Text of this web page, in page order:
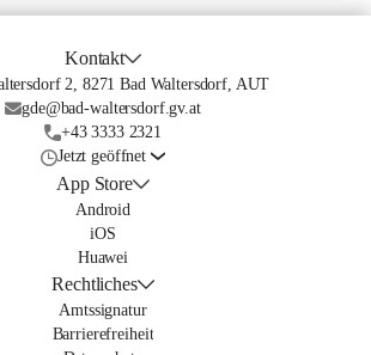
Kontakt
2, 8271 Bad Waltersdorf, AUT
gde@bad-waltersdorf.gv.at
+43 3333 2321
Jetzt geöffnet
App Store
Android
iOS
Huawei
Rechtliches
Amtssignatur
Barrierefreiheit